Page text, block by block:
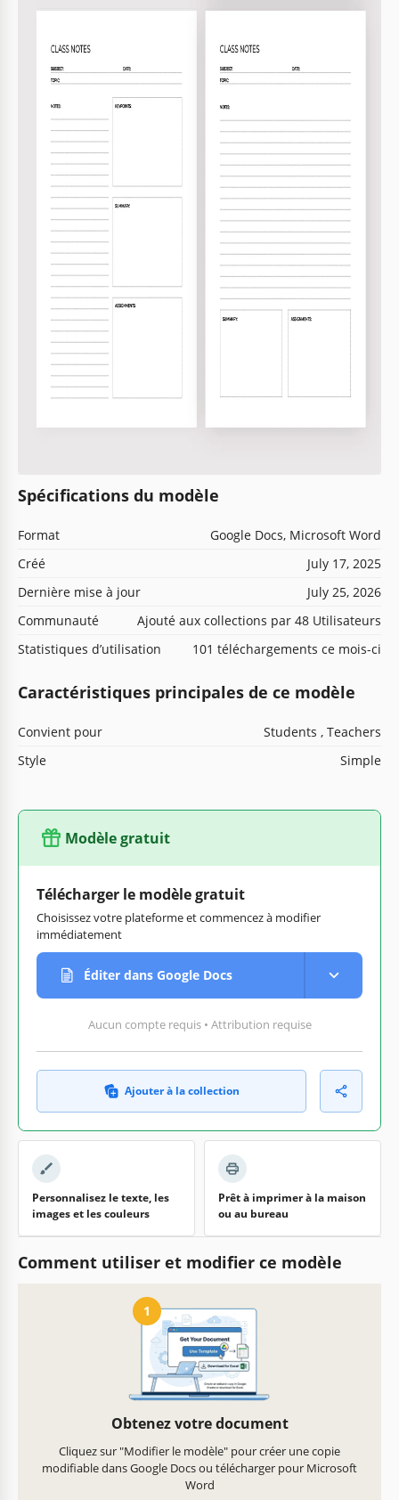
Spécifications du modèle
Format
Google Docs, Microsoft Word
Créé
July 17, 2025
Dernière mise à jour
July 25, 2026
Communauté
Ajouté aux collections par 48 Utilisateurs
Statistiques d’utilisation
101 téléchargements ce mois-ci
Caractéristiques principales de ce modèle
Convient pour
Students , Teachers
Style
Simple
Modèle gratuit
Télécharger le modèle gratuit
Choisissez votre plateforme et commencez à modifier
immédiatement
Éditer dans Google Docs
Aucun compte requis • Attribution requise
Ajouter à la collection
Personnalisez le texte, les
images et les couleurs
Prêt à imprimer à la maison
ou au bureau
Comment utiliser et modifier ce modèle
1
Obtenez votre document
Cliquez sur "Modifier le modèle" pour créer une copie
modifiable dans Google Docs ou télécharger pour Microsoft
Word